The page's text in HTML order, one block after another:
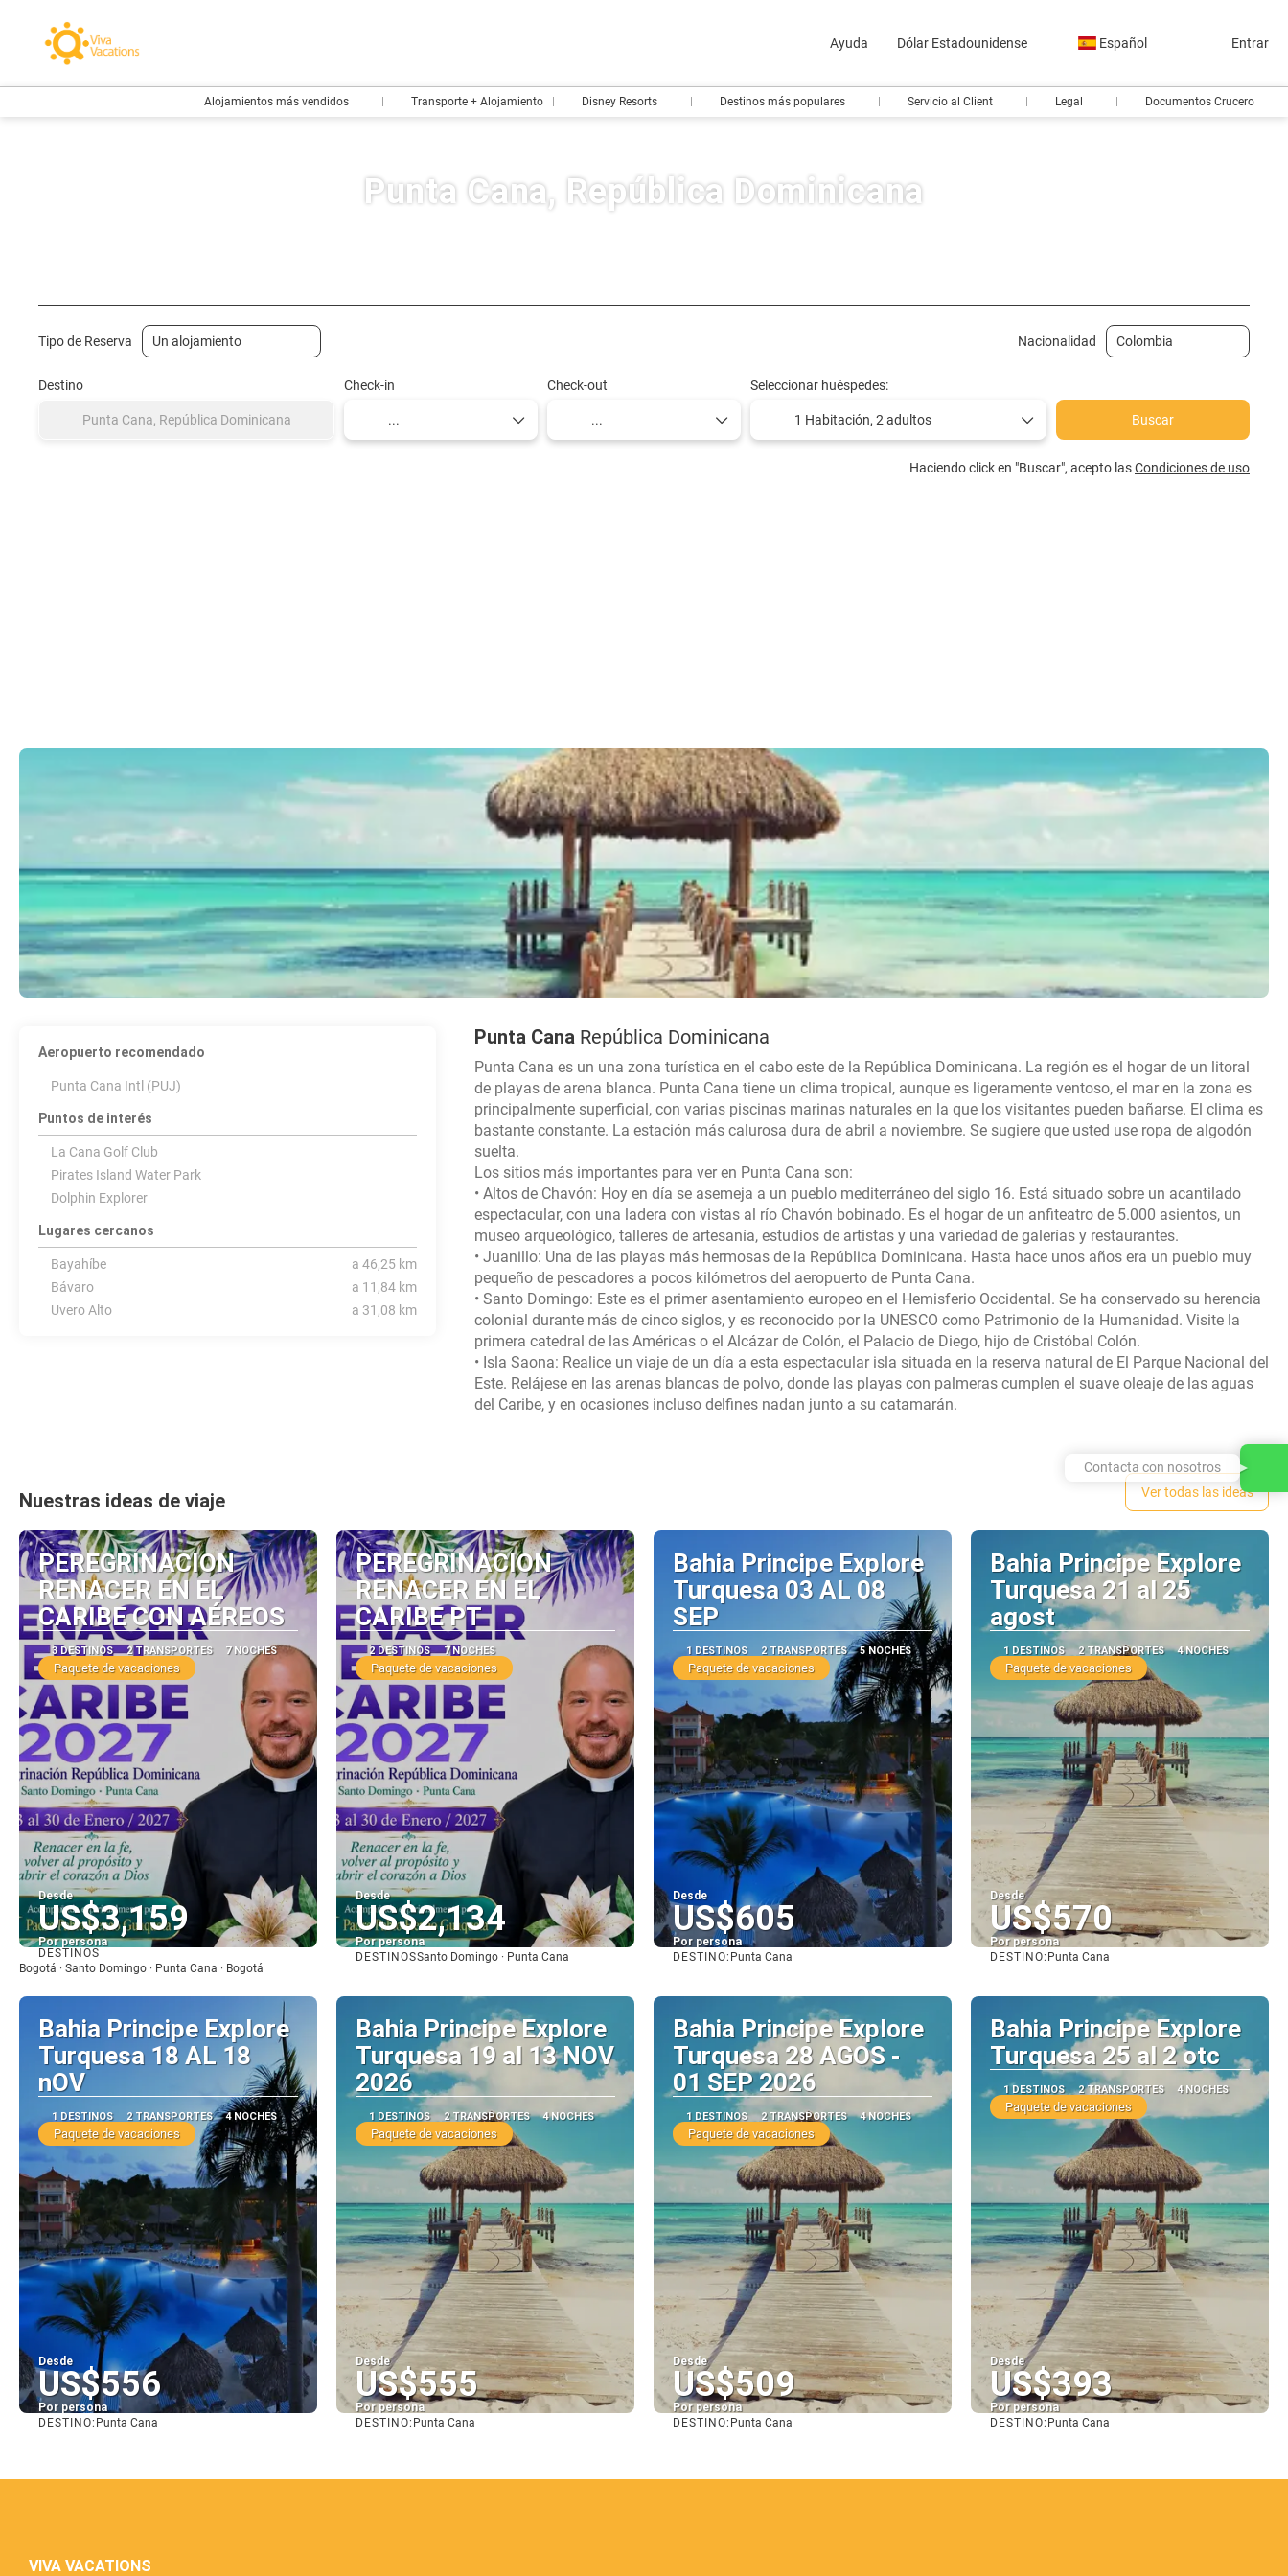
Ayuda Dólar Estadounidense Español Entrar
Alojamientos más vendidos Transporte + Alojamiento Disney Resorts Destinos más populares Servicio al Client Legal Documentos Crucero
Punta Cana, República Dominicana
Tipo de Reserva Nacionalidad
Destino Check-in Check-out Seleccionar huéspedes:
1 Habitación,2 adultos Buscar
Haciendo click en "Buscar", acepto lasCondiciones de uso
Punta CanaRepública Dominicana
Punta Cana es un una zona turística en el cabo este de la República Dominicana. La región es el hogar de un litoral
de playas de arena blanca. Punta Cana tiene un clima tropical, aunque es ligeramente ventoso, el mar en la zona es
principalmente superficial, con varias piscinas marinas naturales en la que los visitantes pueden bañarse. El clima es
bastante constante. La estación más calurosa dura de abril a noviembre. Se sugiere que usted use ropa de algodón
suelta.
Los sitios más importantes para ver en Punta Cana son:
• Altos de Chavón: Hoy en día se asemeja a un pueblo mediterráneo del siglo 16. Está situado sobre un acantilado
espectacular, con una ladera con vistas al río Chavón bobinado. Es el hogar de un anfiteatro de 5.000 asientos, un
museo arqueológico, talleres de artesanía, estudios de artistas y una variedad de galerías y restaurantes.
• Juanillo: Una de las playas más hermosas de la República Dominicana. Hasta hace unos años era un pueblo muy
pequeño de pescadores a pocos kilómetros del aeropuerto de Punta Cana.
• Santo Domingo: Este es el primer asentamiento europeo en el Hemisferio Occidental. Se ha conservado su herencia
colonial durante más de cinco siglos, y es reconocido por la UNESCO como Patrimonio de la Humanidad. Visite la
primera catedral de las Américas o el Alcázar de Colón, el Palacio de Diego, hijo de Cristóbal Colón.
• Isla Saona: Realice un viaje de un día a esta espectacular isla situada en la reserva natural de El Parque Nacional del
Este. Relájese en las arenas blancas de polvo, donde las playas con palmeras cumplen el suave oleaje de las aguas
Aeropuerto recomendado
Punta Cana Intl (PUJ)
Puntos de interés
La Cana Golf Club
Pirates Island Water Park
Dolphin Explorer
Lugares cercanos
Bayahíbe
a 46,25 km
Bávaro
a 11,84 km
Uvero Alto
a 31,08 km
Nuestras ideas de viaje Ver todas las ideas
PEREGRINACION
RENACER EN EL
CARIBE CON AÉREOS
3 DESTINOS 2 TRANSPORTES 7 NOCHES
Paquete de vacaciones
Desde
US$3,159
Por persona
Ver
DESTINOS
Bogotá · Santo Domingo · Punta Cana · Bogotá
PEREGRINACION
RENACER EN EL
CARIBE PT
2 DESTINOS 7 NOCHES
Paquete de vacaciones
Desde
US$2,134
Por persona
Ver
DESTINOSSanto Domingo · Punta Cana
Bahia Principe Explore
Turquesa 03 AL 08
SEP
1 DESTINOS 2 TRANSPORTES 5 NOCHES
Paquete de vacaciones
Desde
US$605
Por persona
DESTINO: Punta Cana
Bahia Principe Explore
Turquesa 21 al 25
agost
1 DESTINOS 2 TRANSPORTES 4 NOCHES
Paquete de vacaciones
Desde
US$570
Por persona
DESTINO: Punta Cana
Bahia Principe Explore
Turquesa 18 AL 18
nOV
1 DESTINOS 2 TRANSPORTES 4 NOCHES
Paquete de vacaciones
Desde
US$556
Por persona
DESTINO: Punta Cana
Bahia Principe Explore
Turquesa 19 al 13 NOV
2026
1 DESTINOS 2 TRANSPORTES 4 NOCHES
Paquete de vacaciones
Desde
US$555
Por persona
DESTINO: Punta Cana
Bahia Principe Explore
Turquesa 28 AGOS -
01 SEP 2026
1 DESTINOS 2 TRANSPORTES 4 NOCHES
Paquete de vacaciones
Desde
US$509
Por persona
DESTINO: Punta Cana
Bahia Principe Explore
Turquesa 25 al 2 otc
1 DESTINOS 2 TRANSPORTES 4 NOCHES
Paquete de vacaciones
Desde
US$393
Por persona
DESTINO: Punta Cana
VIVA VACATIONS
Contacta con nosotros